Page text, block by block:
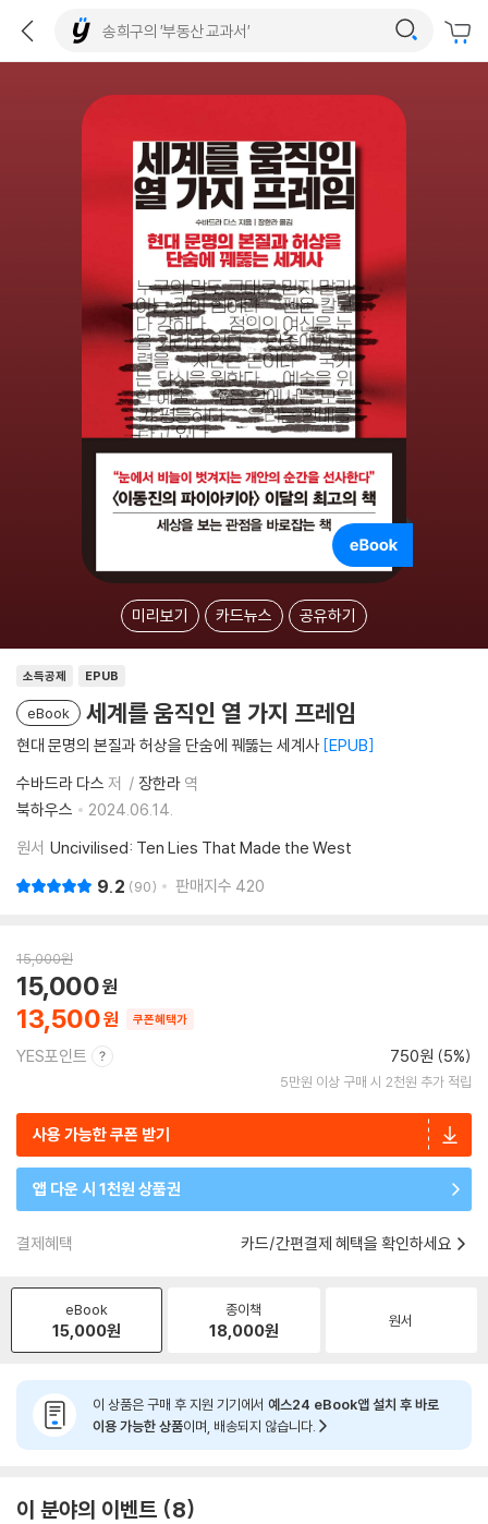
미리보기 카드뉴스 공유하기
소득공제 EPUB
eBook 세계를 움직인 열 가지 프레임
현대 문명의 본질과 허상을 단숨에 꿰뚫는 세계사 EPUB
수바드라 다스 저 장한라 역
북하우스
2024.06.14.
원서 Uncivilised: Ten Lies That Made the West
9.2 90 판매지수 420
15,000원
13,500
15,000
쿠폰혜택가
YES포인트 750원 (5%)
5만원 이상 구매 시 2천원 추가 적립
사용 가능한 쿠폰 받기
앱 다운 시 1천원 상품권
결제혜택 카드/간편결제 혜택을 확인하세요
eBook
15,000원
종이책
18,000원 원서
이 상품은 구매 후 지원 기기에서 예스24 eBook앱 설치 후 바로
이용 가능한 상품이며, 배송되지 않습니다.
이 분야의 이벤트 8